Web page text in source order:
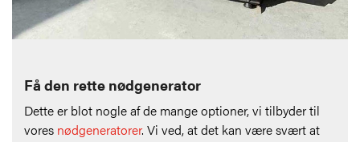
Få den rette nødgenerator
Dette er blot nogle af de mange optioner, vi tilbyder til
vores nødgeneratorer. Vi ved, at det kan være svært at